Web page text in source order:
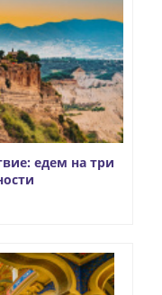
едем на три